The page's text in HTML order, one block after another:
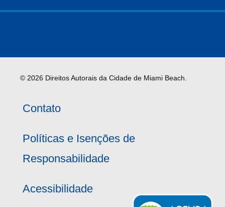
© 2026 Direitos Autorais da Cidade de Miami Beach.
Contato
Políticas e Isenções de
Responsabilidade
Acessibilidade